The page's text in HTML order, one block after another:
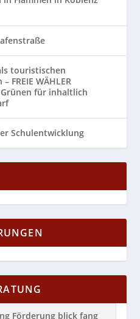
touristischen
FREIE WÄHLER
für inhaltlich
Schulentwicklung